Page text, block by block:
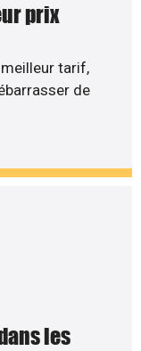
prix
tarif,
de
les